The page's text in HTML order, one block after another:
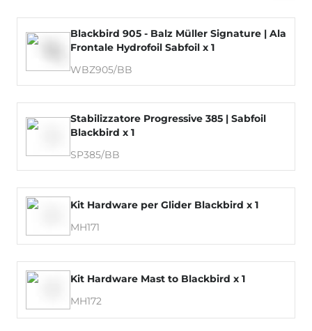
Blackbird 905 - Balz Müller Signature | Ala
Frontale Hydrofoil Sabfoil x 1
WBZ905/BB
Stabilizzatore Progressive 385 | Sabfoil
Blackbird x 1
SP385/BB
Kit Hardware per Glider Blackbird x 1
MH171
Kit Hardware Mast to Blackbird x 1
MH172